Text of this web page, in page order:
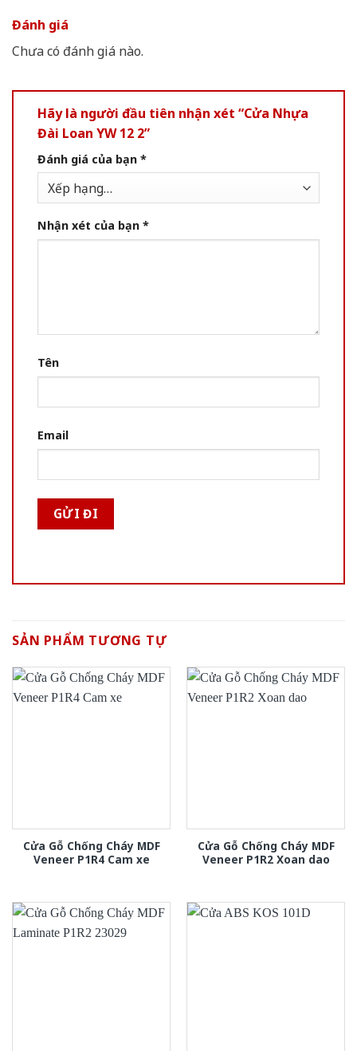
Đánh giá
Chưa có đánh giá nào.
Hãy là người đầu tiên nhận xét “Cửa Nhựa
Đài Loan YW 12 2”
Đánh giá của bạn *
Nhận xét của bạn *
Tên
Email
SẢN PHẨM TƯƠNG TỰ
Cửa Gỗ Chống Cháy MDF
Veneer P1R4 Cam xe
Cửa Gỗ Chống Cháy MDF
Veneer P1R2 Xoan dao